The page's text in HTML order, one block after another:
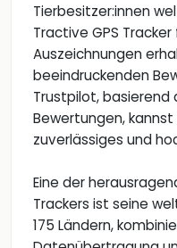
Tierbesitzer:innen
Tractive GPS
Auszeichnungen
beeindruckenden
Trustpilot, basierend
Bewertungen,
zuverlässiges und
Eine der
Trackers ist seine
175 Ländern,